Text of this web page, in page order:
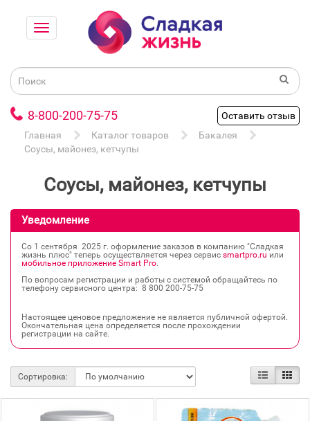
8-800-200-75-75
Оставить отзыв
Главная
Каталог товаров
Бакалея
Соусы, майонез, кетчупы
Соусы, майонез, кетчупы
Уведомление
Со 1 сентября 2025 г. оформление заказов в компанию "Сладкая
жизнь плюс" теперь осуществляется через сервис smartpro.ru или
мобильное приложение Smart Pro.
По вопросам регистрации и работы с системой обращайтесь по
телефону сервисного центра: 8 800 200‐75‐75
Настоящее ценовое предложение не является публичной офертой.
Окончательная цена определяется после прохождении
регистрации на сайте.
Сортировка: